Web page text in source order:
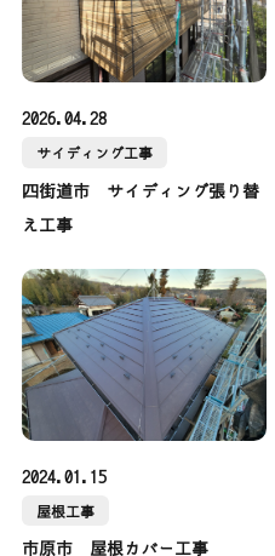
2026.04.28
サイディング工事
四街道市 サイディング張り替
え工事
2024.01.15
屋根工事
市原市 屋根カバー工事